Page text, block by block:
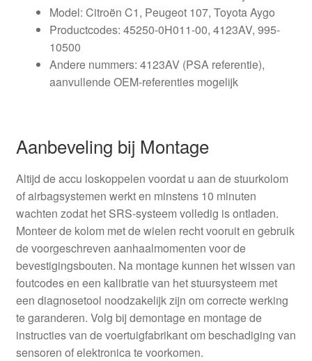
Model: Citroën C1, Peugeot 107, Toyota Aygo
Productcodes: 45250-0H011-00, 4123AV, 995-
10500
Andere nummers: 4123AV (PSA referentie),
aanvullende OEM‑referenties mogelijk
Aanbeveling bij Montage
Altijd de accu loskoppelen voordat u aan de stuurkolom
of airbagsystemen werkt en minstens 10 minuten
wachten zodat het SRS‑systeem volledig is ontladen.
Monteer de kolom met de wielen recht vooruit en gebruik
de voorgeschreven aanhaalmomenten voor de
bevestigingsbouten. Na montage kunnen het wissen van
foutcodes en een kalibratie van het stuursysteem met
een diagnosetool noodzakelijk zijn om correcte werking
te garanderen. Volg bij demontage en montage de
instructies van de voertuigfabrikant om beschadiging van
sensoren of elektronica te voorkomen.